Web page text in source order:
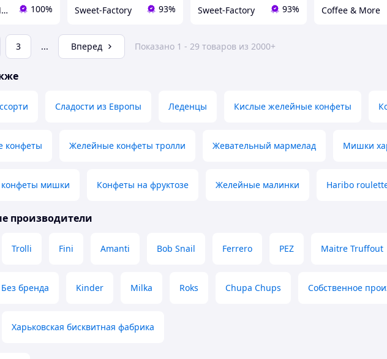
"Смак 24" Интернет-магазин 100% Sweet-Factory 93% Sweet-Factory 93% Coffee & More
3 ... Вперед Показано 1 - 29 товаров из 2000+
Сладости из Европы Леденцы Кислые желейные конфеты
конфеты Желейные конфеты тролли Жевательный мармелад Мишки
мишки Конфеты на фруктозе Желейные малинки Haribo
производители
Trolli Fini Amanti Bob Snail Ferrero PEZ Maitre Truffout
Без бренда Kinder Milka Roks Chupa Chups Собственное
Харьковская бисквитная фабрика